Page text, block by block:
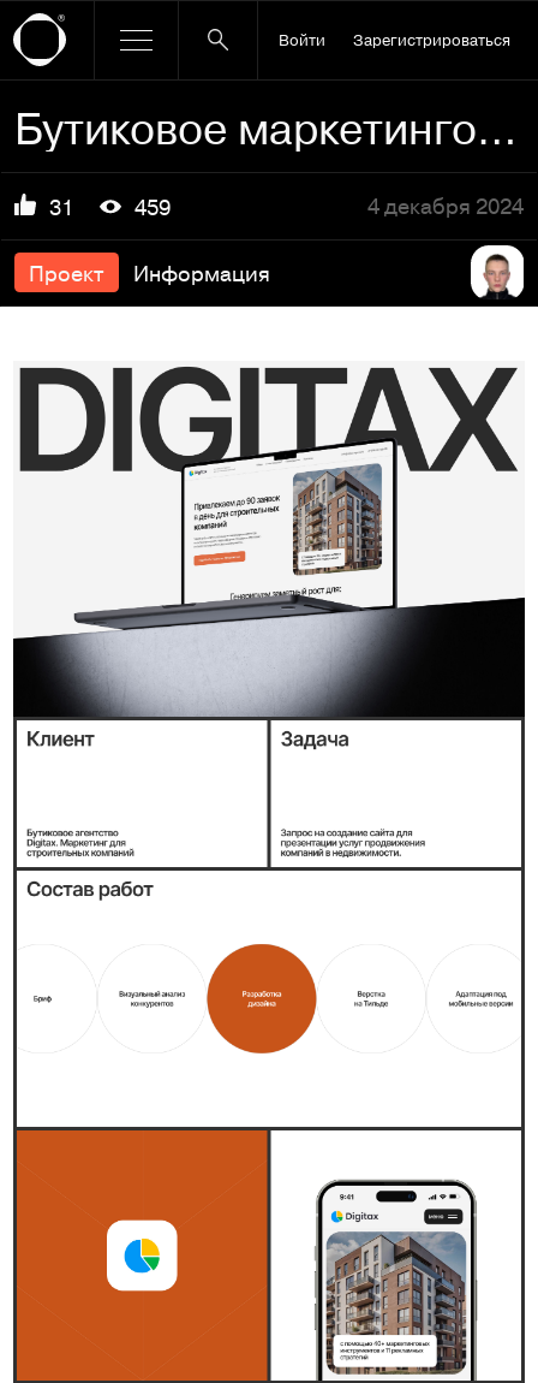
Войти Зарегистрироваться
Бутиковое маркетинговое агентство Digitax.
31 459 4 декабря 2024
Проект Информация